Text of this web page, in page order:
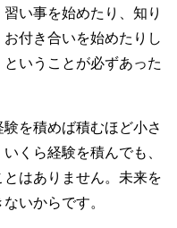
い事を始めたり、知り
付き合いを始めたりし
いうことが必ずあった
を積めば積むほど小さ
くら経験を積んでも、
はありません。未来を
いからです。